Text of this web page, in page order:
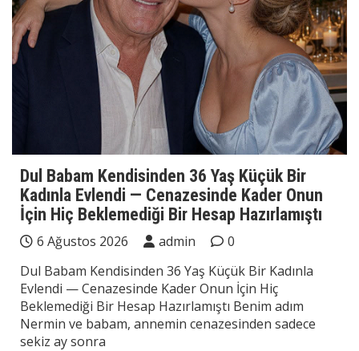
Dul Babam Kendisinden 36 Yaş Küçük Bir
Kadınla Evlendi — Cenazesinde Kader Onun
İçin Hiç Beklemediği Bir Hesap Hazırlamıştı
6 Ağustos 2026 admin
0
Dul Babam Kendisinden 36 Yaş Küçük Bir Kadınla
Evlendi — Cenazesinde Kader Onun İçin Hiç
Beklemediği Bir Hesap Hazırlamıştı Benim adım
Nermin ve babam, annemin cenazesinden sadece
sekiz ay sonra